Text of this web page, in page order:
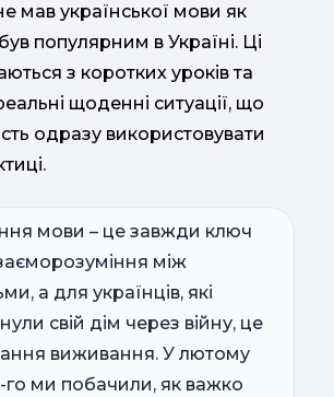
мав української мови як
популярним в Україні. Ці
з коротких уроків та
щоденні ситуації, що
одразу використовувати
мови – це завжди ключ
між
а для українців, які
свій дім через війну, це
виживання. У лютому
го ми побачили, як важко